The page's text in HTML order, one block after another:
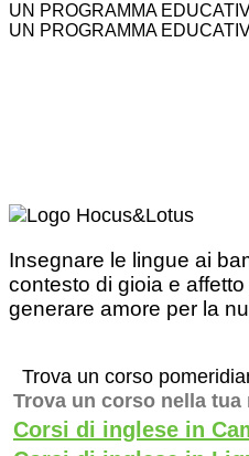
UN PROGRAMMA
UN PROGRAMMA
Insegnare le lingue ai
contesto di gioia e
generare amore per la
Trova un corso
Trova un corso nella tua
Corsi di inglese in